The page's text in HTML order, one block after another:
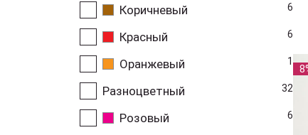
Коричневый 6
Красный 6
Оранжевый 1
Разноцветный 32
Розовый 6